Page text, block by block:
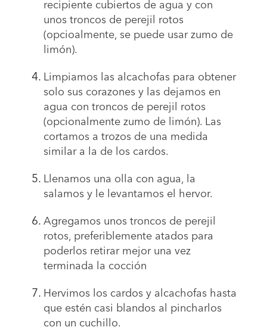
recipiente cubiertos de agua y con
unos troncos de perejil rotos
(opcioalmente, se puede usar zumo de
limón).
Limpiamos las alcachofas para obtener
solo sus corazones y las dejamos en
agua con troncos de perejil rotos
(opcionalmente zumo de limón). Las
cortamos a trozos de una medida
similar a la de los cardos.
Llenamos una olla con agua, la
salamos y le levantamos el hervor.
Agregamos unos troncos de perejil
rotos, preferiblemente atados para
poderlos retirar mejor una vez
terminada la cocción
Hervimos los cardos y alcachofas hasta
que estén casi blandos al pincharlos
con un cuchillo.